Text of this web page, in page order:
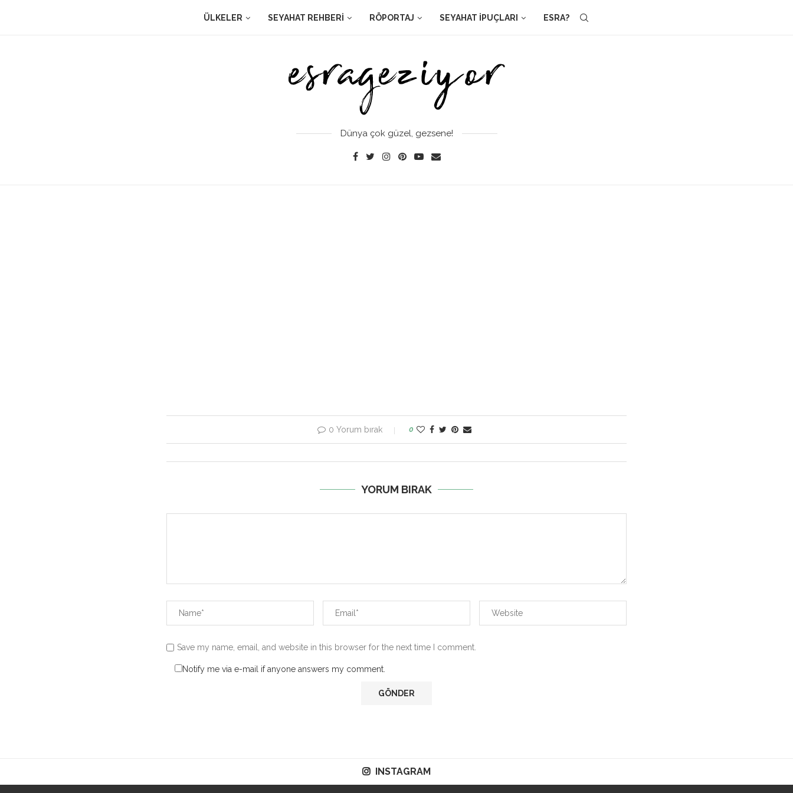
ÜLKELER SEYAHAT REHBERI RÖPORTAJ SEYAHAT İPUÇLARI ESRA?
Dünya çok güzel, gezsene!
0 Yorum bırak 0
YORUM BIRAK
Save my name, email, and website in this browser for the next time I comment.
Notify me via e-mail if anyone answers my comment.
INSTAGRAM